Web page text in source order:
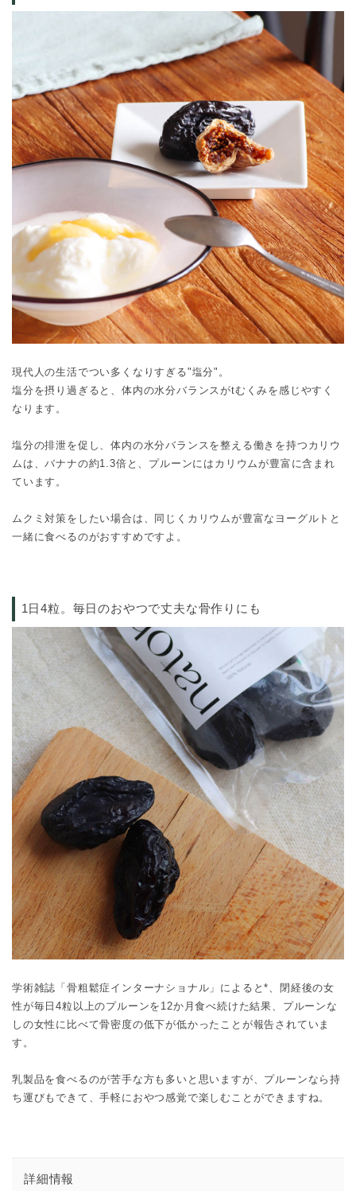
現代人の生活でつい多くなりすぎる"塩分"。
塩分を摂り過ぎると、体内の水分バランスがtむくみを感じやすく
なります。
塩分の排泄を促し、体内の水分バランスを整える働きを持つカリウ
ムは、バナナの約1.3倍と、プルーンにはカリウムが豊富に含まれ
ています。
ムクミ対策をしたい場合は、同じくカリウムが豊富なヨーグルトと
一緒に食べるのがおすすめですよ。
1日4粒。毎日のおやつで丈夫な骨作りにも
学術雑誌「骨粗鬆症インターナショナル」によると*、閉経後の女
性が毎日4粒以上のプルーンを12か月食べ続けた結果、プルーンな
しの女性に比べて骨密度の低下が低かったことが報告されていま
す。
乳製品を食べるのが苦手な方も多いと思いますが、プルーンなら持
ち運びもできて、手軽におやつ感覚で楽しむことができますね。
詳細情報